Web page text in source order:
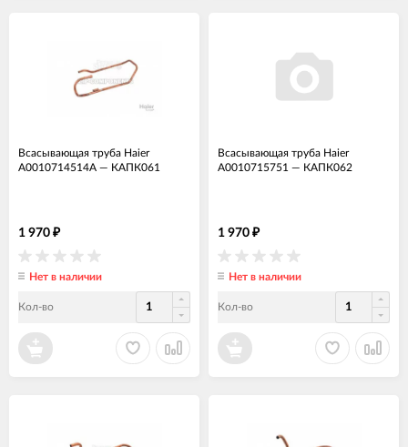
Всасывающая труба Haier
A0010714514A — КАПК061
1 970 ₽
Нет в наличии
Кол-во
Всасывающая труба Haier
A0010715751 — КАПК062
1 970 ₽
Нет в наличии
Кол-во